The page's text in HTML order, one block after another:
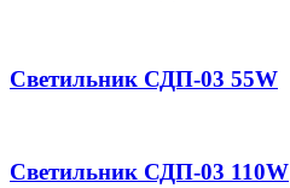
Светильник СДП-03 55W
Светильник СДП-03 110W